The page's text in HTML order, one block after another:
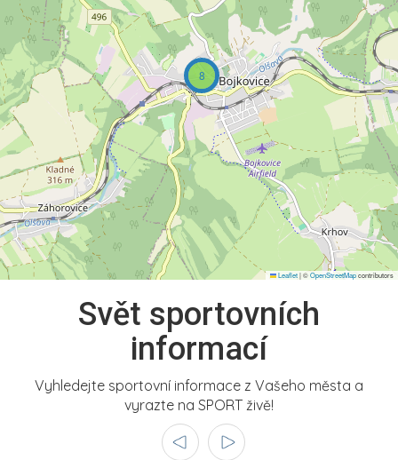
8
Leaflet|©OpenStreetMapcontributors
Svět sportovních
informací
Vyhledejte sportovní informace z Vašeho města a
vyrazte na SPORT živě!